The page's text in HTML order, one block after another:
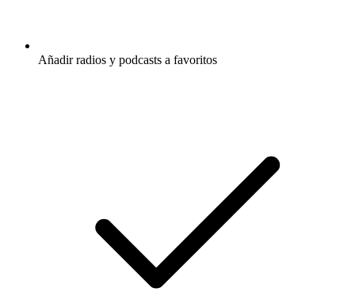
Añadir radios y podcasts a favoritos